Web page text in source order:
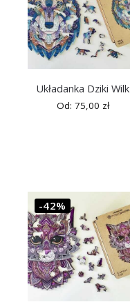
Układanka Dziki Wilk
Od: 75,00 zł
-42%